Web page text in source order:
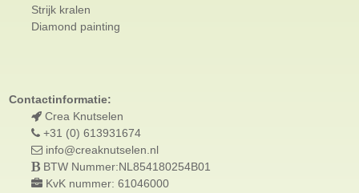
Strijk kralen
Diamond painting
Contactinformatie:
Crea Knutselen
+31 (0) 613931674
info@creaknutselen.nl
BTW Nummer:NL854180254B01
KvK nummer: 61046000